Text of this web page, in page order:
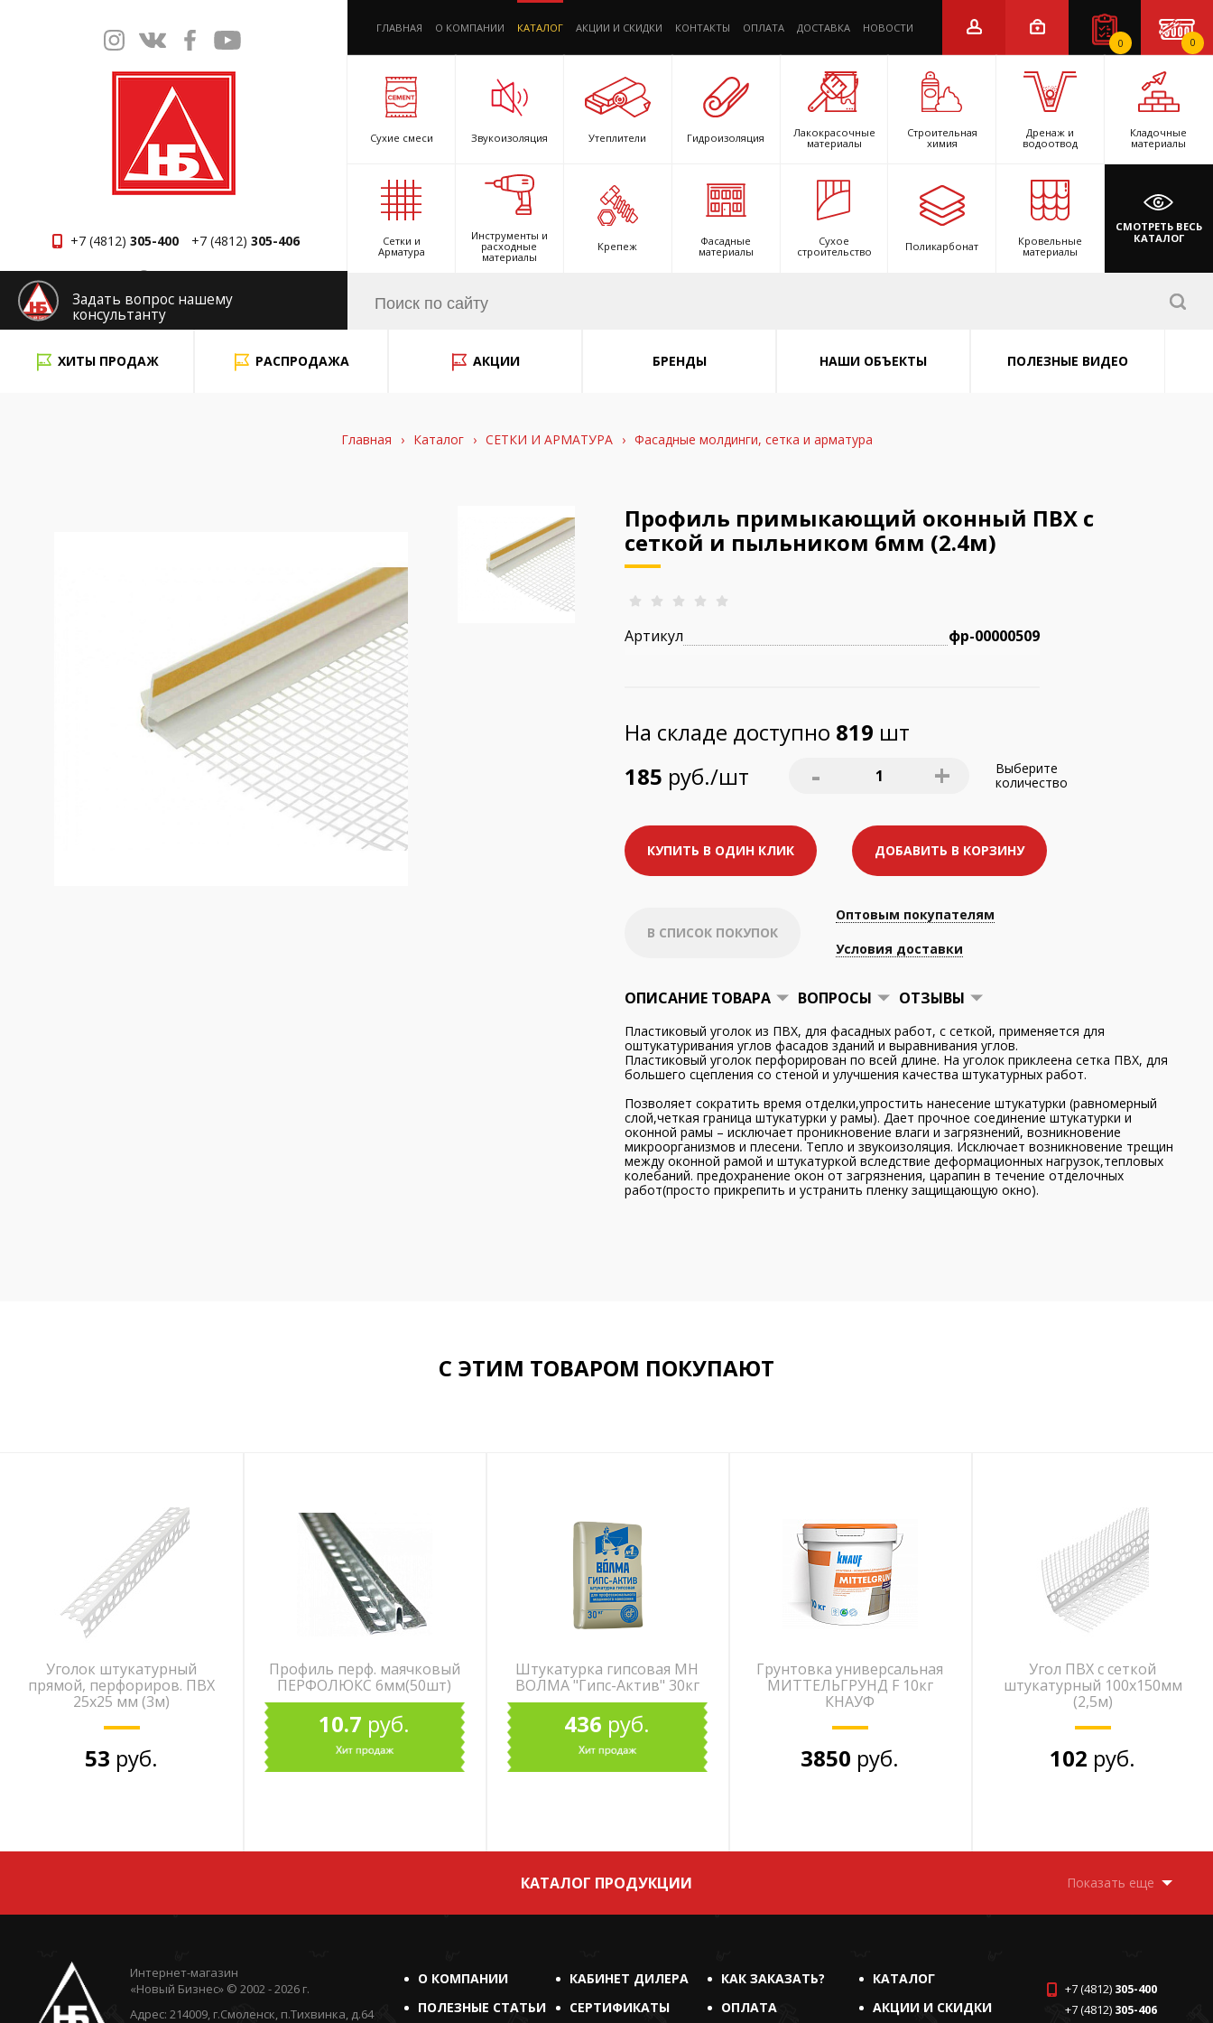
+7 (4812) 305-400 +7 (4812) 305-406
Смоленск
ГЛАВНАЯ О КОМПАНИИ КАТАЛОГ АКЦИИ И СКИДКИ КОНТАКТЫ ОПЛАТА ДОСТАВКА НОВОСТИ
0 0
Сухие смеси Звукоизоляция Утеплители Гидроизоляция
Лакокрасочные
материалы
Строительная
химия
Дренаж и
водоотвод
Кладочные
материалы
Сетки и
Арматура
Инструменты и
расходные
материалы
Крепеж
Фасадные
материалы
Сухое
строительство
Поликарбонат
Кровельные
материалы
СМОТРЕТЬ ВЕСЬ
КАТАЛОГ
Задать вопрос нашему
консультанту
ХИТЫ ПРОДАЖ
РАСПРОДАЖА АКЦИИ БРЕНДЫ НАШИ ОБЪЕКТЫ ПОЛЕЗНЫЕ ВИДЕО
Главная › Каталог › СЕТКИ И АРМАТУРА › Фасадные молдинги, сетка и арматура
Профиль примыкающий оконный ПВХ с
сеткой и пыльником 6мм (2.4м)
Артикул фр-00000509
На складе доступно 819 шт
185 руб./шт - 1 +
Выберите
количество
КУПИТЬ В ОДИН КЛИК ДОБАВИТЬ В КОРЗИНУ
В СПИСОК ПОКУПОК
Оптовым покупателям
Условия доставки
ОПИСАНИЕ ТОВАРА ВОПРОСЫ ОТЗЫВЫ
Пластиковый уголок из ПВХ, для фасадных работ, с сеткой, применяется для
оштукатуривания углов фасадов зданий и выравнивания углов.
Пластиковый уголок перфорирован по всей длине. На уголок приклеена сетка ПВХ, для
большего сцепления со стеной и улучшения качества штукатурных работ.
Позволяет сократить время отделки,упростить нанесение штукатурки (равномерный
слой,четкая граница штукатурки у рамы). Дает прочное соединение штукатурки и
оконной рамы – исключает проникновение влаги и загрязнений, возникновение
микроорганизмов и плесени. Тепло и звукоизоляция. Исключает возникновение трещин
между оконной рамой и штукатуркой вследствие деформационных нагрузок,тепловых
колебаний. предохранение окон от загрязнения, царапин в течение отделочных
работ(просто прикрепить и устранить пленку защищающую окно).
С ЭТИМ ТОВАРОМ ПОКУПАЮТ
Уголок штукатурный
прямой, перфориров. ПВХ
25х25 мм (3м)
53 руб.
Профиль перф. маячковый
ПЕРФОЛЮКС 6мм(50шт)
10.7 руб.
Штукатурка гипсовая МН
ВОЛМА "Гипс-Актив" 30кг
436 руб.
Грунтовка универсальная
МИТТЕЛЬГРУНД F 10кг
КНАУФ
3850 руб.
Угол ПВХ с сеткой
штукатурный 100х150мм
(2,5м)
102 руб.
КАТАЛОГ ПРОДУКЦИИ Показать еще
Интернет-магазин
«Новый Бизнес» © 2002 - 2026 г.
Адрес: 214009, г.Смоленск, п.Тихвинка, д.64
О КОМПАНИИ
КАБИНЕТ ДИЛЕРА
ПОЛЕЗНЫЕ СТАТЬИ
СЕРТИФИКАТЫ
КАК ЗАКАЗАТЬ?
КАТАЛОГ
ОПЛАТА
АКЦИИ И СКИДКИ
+7 (4812) 305-400
+7 (4812) 305-406